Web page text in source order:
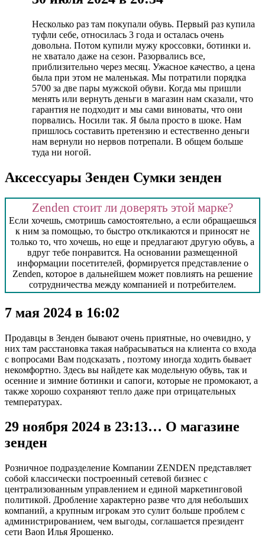
Несколько раз там покупали обувь. Первый раз купила
туфли себе, относилась 3 года и осталась очень
довольна. Потом купили мужу кроссовки, ботинки и.
не хватало даже на сезон. Разорвались все,
приблизительно через месяц. Ужасное качество, а цена
была при этом не маленькая. Мы потратили порядка
5700 за две пары мужской обуви. Когда мы пришли
менять или вернуть деньги в магазин нам сказали, что
гарантия не подходит и мы сами виноваты, что они
порвались. Носили так. Я была просто в шоке. Нам
пришлось составить претензию и естественно деньги
нам вернули но нервов потрепали. В общем больше
туда ни ногой.
Аксессуары Зенден Сумки зенден
Zenden стоит ли доверять этой марке?
Если хочешь, смотришь самостоятельно, а если обращаешься
к ним за помощью, то быстро откликаются и приносят не
только то, что хочешь, но еще и предлагают другую обувь, а
вдруг тебе понравится. На основании размещенной
информации посетителей, формируется представление о
Zenden, которое в дальнейшем может повлиять на решение
сотрудничества между компанией и потребителем.
7 мая 2024 в 16:02
Продавцы в Зенден бывают очень приятные, но очевидно, у
них там расстановка такая набрасываться на клиента со входа
с вопросами Вам подсказать , поэтому иногда ходить бывает
некомфортно. Здесь вы найдете как модельную обувь, так и
осенние и зимние ботинки и сапоги, которые не промокают, а
также хорошо сохраняют тепло даже при отрицательных
температурах.
29 ноября 2024 в 23:13… О магазине
зенден
Розничное подразделение Компании ZENDEN представляет
собой классически построенный сетевой бизнес с
централизованным управлением и единой маркетинговой
политикой. Дробление характерно разве что для небольших
компаний, а крупным игрокам это сулит больше проблем с
администрированием, чем выгоды, соглашается президент
сети Baon Илья Ярошенко.